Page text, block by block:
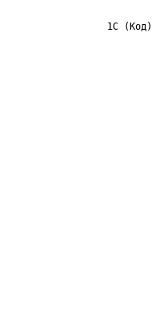
1С (Код)